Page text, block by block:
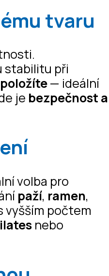
tvaru
stabilitu při
— ideální
je bezpečnost a
volba pro
paží, ramen,
vyšším počtem
nebo